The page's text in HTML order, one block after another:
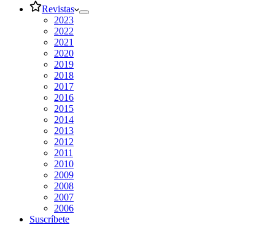
Revistas
2023
2022
2021
2020
2019
2018
2017
2016
2015
2014
2013
2012
2011
2010
2009
2008
2007
2006
Suscríbete